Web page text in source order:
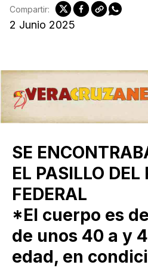
2 Junio 2025
Compartir:
SE
EL PASILLO DEL
FEDERAL
*El cuerpo es
de unos 40 a y
edad, en